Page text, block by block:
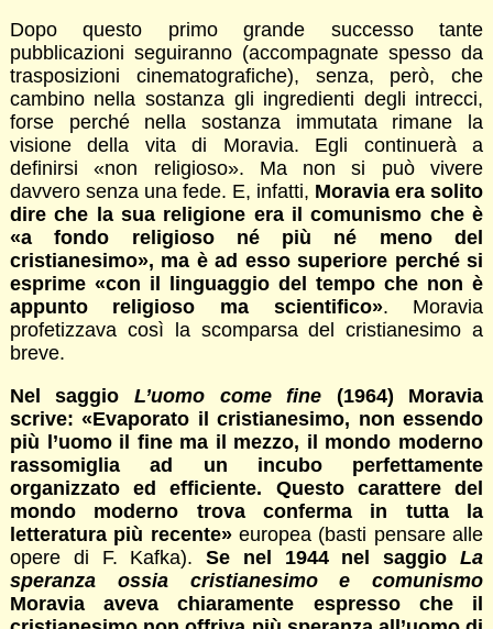
Dopo questo primo grande successo tante
pubblicazioni seguiranno (accompagnate spesso da
trasposizioni cinematografiche), senza, però, che
cambino nella sostanza gli ingredienti degli intrecci,
forse perché nella sostanza immutata rimane la
visione della vita di Moravia. Egli continuerà a
definirsi «non religioso». Ma non si può vivere
davvero senza una fede. E, infatti, Moravia era solito
dire che la sua religione era il comunismo che è
«a fondo religioso né più né meno del
cristianesimo», ma è ad esso superiore perché si
esprime «con il linguaggio del tempo che non è
appunto religioso ma scientifico». Moravia
profetizzava così la scomparsa del cristianesimo a
breve.
Nel saggio L’uomo come fine (1964) Moravia
scrive: «Evaporato il cristianesimo, non essendo
più l’uomo il fine ma il mezzo, il mondo moderno
rassomiglia ad un incubo perfettamente
organizzato ed efficiente. Questo carattere del
mondo moderno trova conferma in tutta la
letteratura più recente»europea (basti pensare alle
opere di F. Kafka).Se nel 1944 nel saggioLa
speranza ossia cristianesimo e comunismo
Moravia aveva chiaramente espresso che il